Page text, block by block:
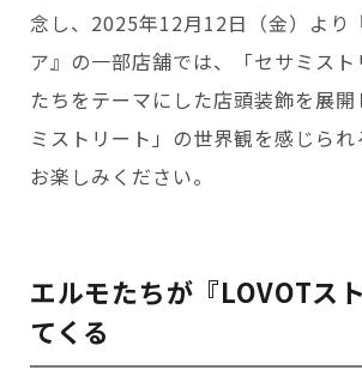
念し、2025年12月12日（金）より
ア』の一部店舗では、「セサミス
たちをテーマにした店頭装飾を展
ミストリート」の世界観を感じら
お楽しみください。
エルモたちが『LOVOTス
てくる